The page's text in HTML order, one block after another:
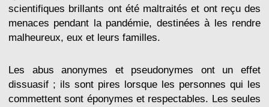
scientifiques brillants ont été maltraités et ont reçu des
menaces pendant la pandémie, destinées à les rendre
malheureux, eux et leurs familles.
Les abus anonymes et pseudonymes ont un effet
dissuasif ; ils sont pires lorsque les personnes qui les
commettent sont éponymes et respectables. Les seules